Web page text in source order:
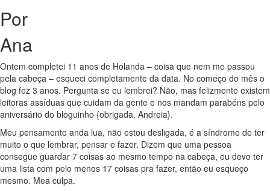
Por
Ana
Ontem completei 11 anos de Holanda – coisa que nem me passou
pela cabeça – esqueci completamente da data. No começo do mês o
blog fez 3 anos. Pergunta se eu lembrei? Não, mas felizmente existem
leitoras assíduas que cuidam da gente e nos mandam parabéns pelo
aniversário do bloguinho {obrigada, Andreia}.
Meu pensamento anda lua, não estou desligada, é a síndrome de ter
muito o que lembrar, pensar e fazer. Dizem que uma pessoa
consegue guardar 7 coisas ao mesmo tempo na cabeça, eu devo ter
uma lista com pelo menos 17 coisas pra fazer, então eu esqueço
mesmo. Mea culpa.